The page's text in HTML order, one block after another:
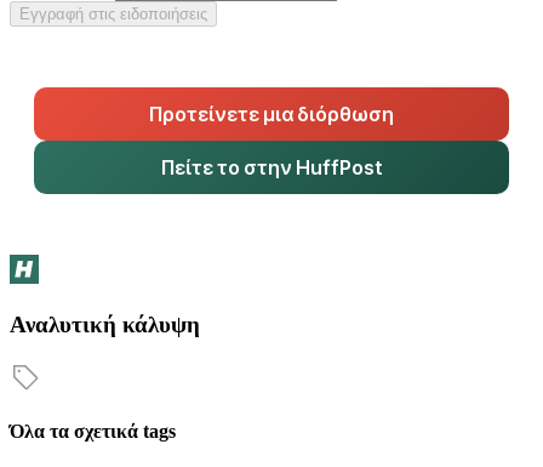
Εγγραφή στις ειδοποιήσεις
Προτείνετε μια διόρθωση
Πείτε το στην HuffPost
Αναλυτική κάλυψη
Όλα τα σχετικά tags